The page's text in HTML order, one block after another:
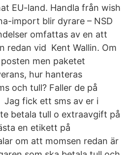
EU-land. Handla från wish
import blir dyrare – NSD
omfattas av en att
redan vid Kent Wallin. Om
men paketet
hur hanteras
och tull? Faller de på
fick ett sms av er i
betala tull o extraavgift på
en etikett på
om att momsen redan är